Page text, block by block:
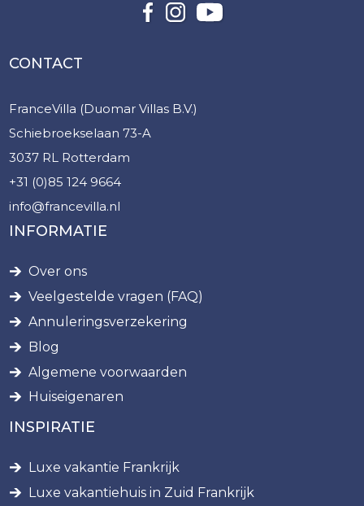
CONTACT
FranceVilla (Duomar Villas B.V.)
Schiebroekselaan 73-A
3037 RL Rotterdam
+31 (0)85 124 9664
info@francevilla.nl
INFORMATIE
Over ons
Veelgestelde vragen (FAQ)
Annuleringsverzekering
Blog
Algemene voorwaarden
Huiseigenaren
INSPIRATIE
Luxe vakantie Frankrijk
Luxe vakantiehuis in Zuid Frankrijk